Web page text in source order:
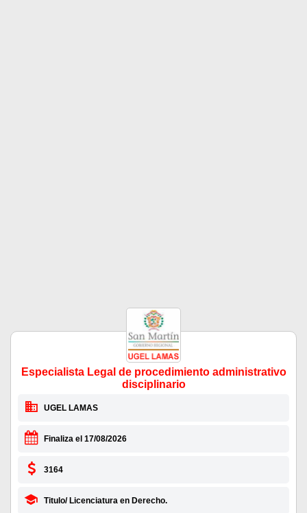
Especialista Legal de procedimiento administrativo
disciplinario
UGEL LAMAS
Finaliza el 17/08/2026
3164
Titulo/ Licenciatura en Derecho.